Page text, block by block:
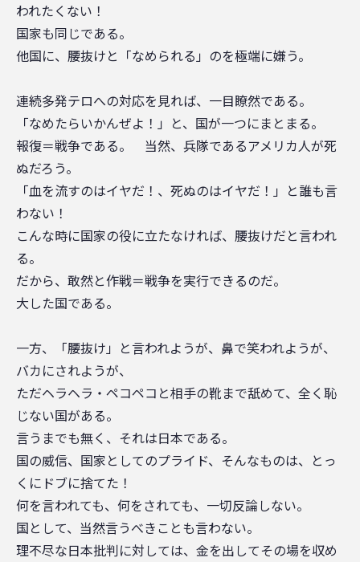
われたくない！
国家も同じである。
他国に、腰抜けと「なめられる」のを極端に嫌う。
連続多発テロへの対応を見れば、一目瞭然である。
「なめたらいかんぜよ！」と、国が一つにまとまる。
報復＝戦争である。 当然、兵隊であるアメリカ人が死
ぬだろう。
「血を流すのはイヤだ！、死ぬのはイヤだ！」と誰も言
わない！
こんな時に国家の役に立たなければ、腰抜けだと言われ
る。
だから、敢然と作戦＝戦争を実行できるのだ。
大した国である。
一方、「腰抜け」と言われようが、鼻で笑われようが、
バカにされようが、
ただヘラヘラ・ペコペコと相手の靴まで舐めて、全く恥
じない国がある。
言うまでも無く、それは日本である。
国の威信、国家としてのプライド、そんなものは、とっ
くにドブに捨てた！
何を言われても、何をされても、一切反論しない。
国として、当然言うべきことも言わない。
理不尽な日本批判に対しては、金を出してその場を収め